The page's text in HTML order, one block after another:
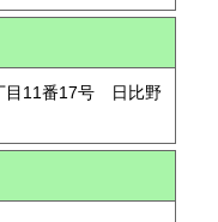
目11番17号 日比野